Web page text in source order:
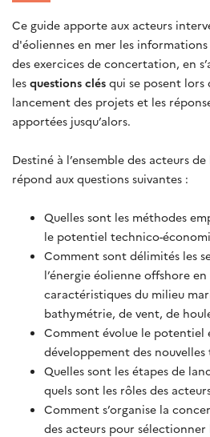
Ce guide apporte aux acteurs
d'éoliennes en mer les
des exercices de concertation, en
les questions clés qui se posent lors
lancement des projets et les
apportées jusqu’alors.
Destiné à l’ensemble des acteurs
répond aux questions suivantes :
Quelles sont les méthodes
le potentiel technico-
Comment sont délimités les
l’énergie éolienne offshore
caractéristiques du milieu
bathymétrie, de vent, de
Comment évolue le potentiel
développement des
Quelles sont les étapes de
quels sont les rôles des
Comment s’organise la
des acteurs pour sélectionner